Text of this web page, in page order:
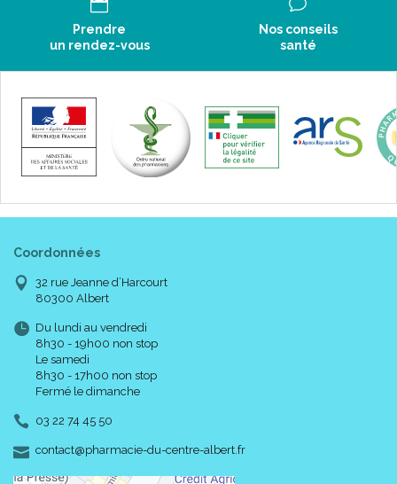
Prendre
un rendez-vous
Nos conseils
santé
Coordonnées
32 rue Jeanne d’Harcourt
80300 Albert
Du lundi au vendredi
8h30 - 19h00 non stop
Le samedi
8h30 - 17h00 non stop
Fermé le dimanche
03 22 74 45 50
contact-
@-
pharmacie-du-centre-albert.fr